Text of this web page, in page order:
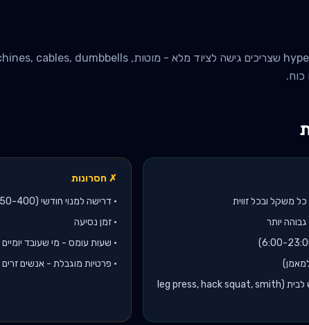
כוח.
משקל ובכל זווית
יותר
למאמן)
גישה לציוד שאי אפשר לרכוש לבית (leg press, hack squat, smith
✗ חסרונות
• דרישה למנוי חודשי (₪150-400 בחודש לחדר כושר)
• זמן נסיעה
• שעות עומס - מי שעובד יומיים אחרי 17:00
• פרטיות מוגבלת - אנשים זרים